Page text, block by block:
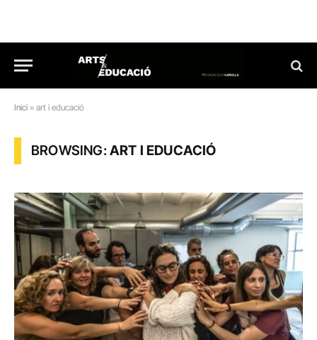
Inici » art i educació
BROWSING:ART I EDUCACIÓ